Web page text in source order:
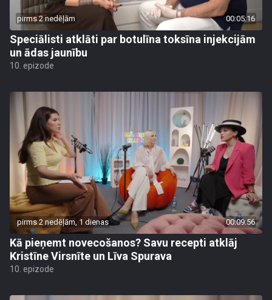
pirms 2 nedēļām 00:05:16
Speciālisti atklāti par botulīna toksīna injekcijām
un ādas jaunību
10. epizode
pirms 2 nedēļām, 1 dienas 00:09:56
Kā pieņemt novecošanos? Savu recepti atklāj
Kristīne Virsnīte un Līva Spurava
10. epizode